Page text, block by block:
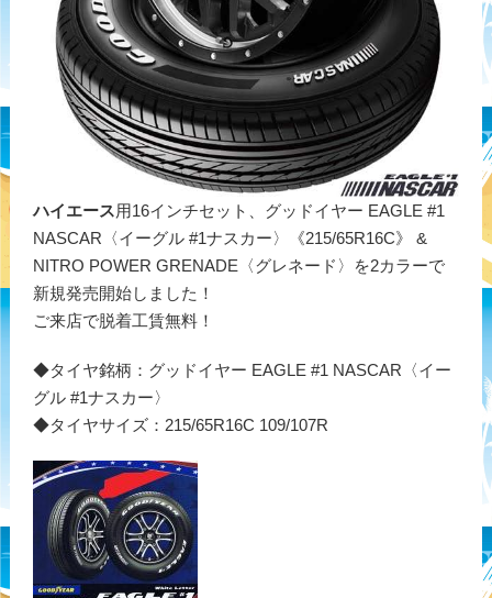
ハイエース用16インチセット、グッドイヤー EAGLE #1
NASCAR〈イーグル #1ナスカー〉《215/65R16C》 &
NITRO POWER GRENADE〈グレネード〉を2カラーで
新規発売開始しました！
ご来店で脱着工賃無料！
◆タイヤ銘柄：グッドイヤー EAGLE #1 NASCAR〈イー
グル #1ナスカー〉
◆タイヤサイズ：215/65R16C 109/107R